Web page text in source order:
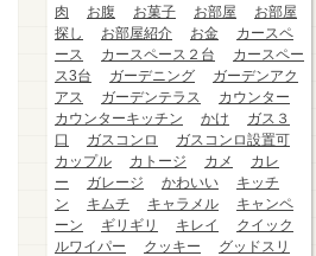
肉
お腹 お菓子 お部屋
お部屋
探し
お部屋紹介 お金
カースペ
ース
カースペース２台
カースペー
ス3台
ガーデニング
ガーデンアク
アス
ガーデンテラス
カウンター
カウンターキッチン
かけ
ガス３
口
ガスコンロ
ガスコンロ設置可
カップル
カトージ カメ
カレ
ー
ガレージ かわいい
キッチ
ン
キムチ キャラメル
キャンペ
ーン
ギリギリ キレイ
クイック
ルワイパー
クッキー
グッドスリ